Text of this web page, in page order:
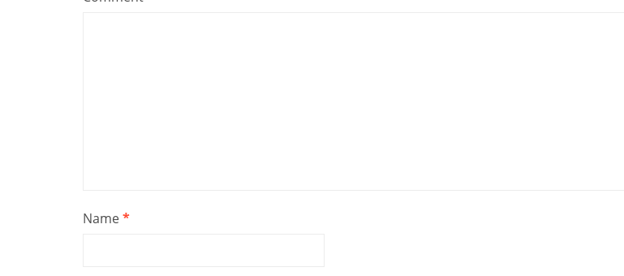
Name*